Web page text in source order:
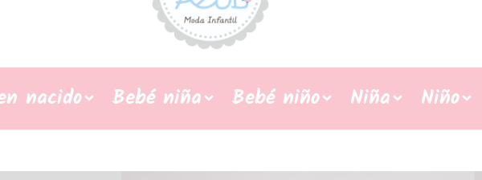
nacido Bebé niña Bebé niño Niña Niño